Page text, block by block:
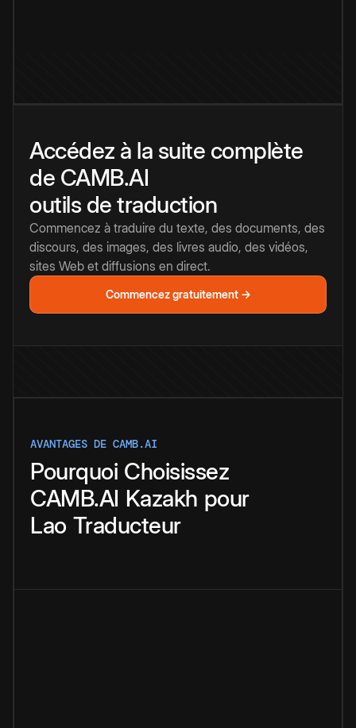
Accédez à la suite complète
de CAMB.AI
outils de traduction
Commencez à traduire du texte, des documents, des
discours, des images, des livres audio, des vidéos,
sites Web et diffusions en direct.
Commencez gratuitement →
AVANTAGES DE CAMB.AI
Pourquoi Choisissez
CAMB.AI Kazakh pour
Lao Traducteur